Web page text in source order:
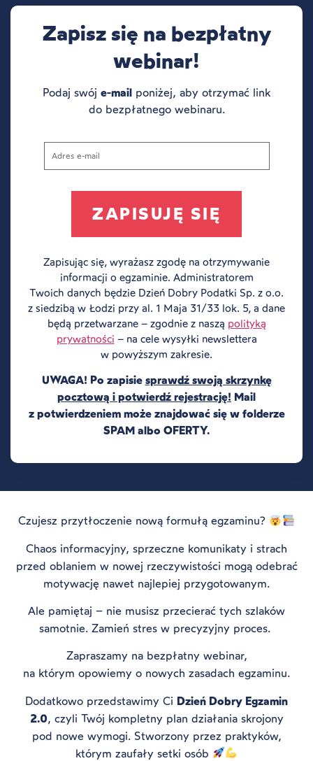
Zapisz się na bezpłatny
webinar!
Podaj swój e-mail poniżej, aby otrzymać link
do bezpłatnego webinaru.
Zapisując się, wyrażasz zgodę na otrzymywanie
informacji o egzaminie. Administratorem
Twoich danych będzie Dzień Dobry Podatki Sp. z o.o.
z siedzibą w Łodzi przy al. 1 Maja 31/33 lok. 5, a dane
będą przetwarzane – zgodnie z naszą polityką
prywatności – na cele wysyłki newslettera
w powyższym zakresie.
UWAGA! Po zapisie sprawdź swoją skrzynkę
pocztową i potwierdź rejestrację! Mail
z potwierdzeniem może znajdować się w folderze
SPAM albo OFERTY.
Czujesz przytłoczenie nową formułą egzaminu?
Chaos informacyjny, sprzeczne komunikaty i strach
przed oblaniem w nowej rzeczywistości mogą odebrać
motywację nawet najlepiej przygotowanym.
Ale pamiętaj – nie musisz przecierać tych szlaków
samotnie. Zamień stres w precyzyjny proces.
Zapraszamy na bezpłatny webinar,
na którym opowiemy o nowych zasadach egzaminu.
Dodatkowo przedstawimy Ci Dzień Dobry Egzamin
2.0, czyli Twój kompletny plan działania skrojony
pod nowe wymogi.Stworzony przez praktyków,
którym zaufały setki osób